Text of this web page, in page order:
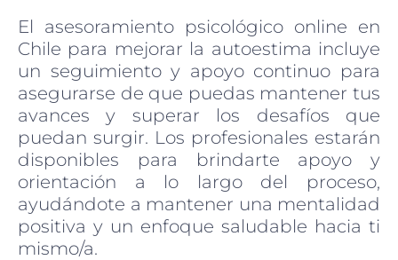
El asesoramiento psicológico online en
Chile para mejorar la autoestima incluye
un seguimiento y apoyo continuo para
asegurarse de que puedas mantener tus
avances y superar los desafíos que
puedan surgir. Los profesionales estarán
disponibles para brindarte apoyo y
orientación a lo largo del proceso,
ayudándote a mantener una mentalidad
positiva y un enfoque saludable hacia ti
mismo/a.